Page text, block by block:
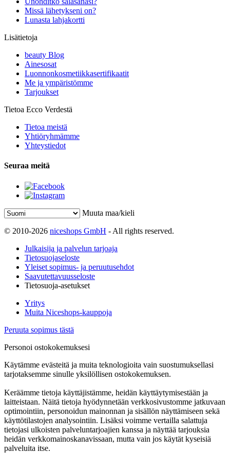
Missä lähetykseni on?
Lunasta lahjakortti
Lisätietoja
beauty Blog
Ainesosat
Luonnonkosmetiikkasertifikaatit
Me ja ympäristömme
Tarjoukset
Tietoa Ecco Verdestä
Tietoa meistä
Yhtiöryhmämme
Yhteystiedot
Seuraa meitä
Muuta maa/kieli
© 2010-2026 niceshops GmbH - All rights reserved.
Julkaisija ja palvelun tarjoaja
Tietosuojaseloste
Yleiset sopimus- ja peruutusehdot
Saavutettavuusseloste
Tietosuoja-asetukset
Yritys
Muita Niceshops-kauppoja
Peruuta sopimus tästä
Personoi ostokokemuksesi
Käytämme evästeitä ja muita teknologioita vain suostumuksellasi
tarjotaksemme sinulle yksilöllisen ostokokemuksen.
Keräämme tietoja käyttäjistämme, heidän käyttäytymisestään ja
laitteistaan. Näitä tietoja hyödynnetään verkkosivustomme jatkuvaan
optimointiin, personoidun mainonnan ja sisällön näyttämiseen sekä
käyttötilastojen analysointiin. Lisäksi voimme vertailla salattuja
tietojasi ulkoisten palveluntarjoajien kanssa ja näyttää tarjouksia
heidän verkkomainoskanavissaan, mutta vain jos käytät kyseisiä
palveluita itse.